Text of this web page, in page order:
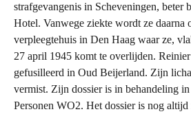
strafgevangenis in Scheveningen, beter
Hotel. Vanwege ziekte wordt ze daarna
verpleegtehuis in Den Haag waar ze,
27 april 1945 komt te overlijden.
gefusilleerd in Oud Beijerland. Zijn
vermist. Zijn dossier is in behandeling
Personen WO2. Het dossier is nog